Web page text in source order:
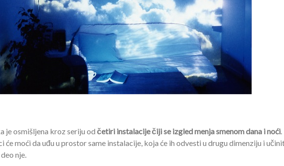
je osmišljena kroz seriju od četiri instalacije čiji se izgled menja smenom dana i noći.
će moći da uđu u prostor same instalacije, koja će ih odvesti u drugu dimenziju i
nje.